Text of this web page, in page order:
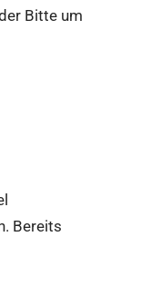
Bitte um
Bereits